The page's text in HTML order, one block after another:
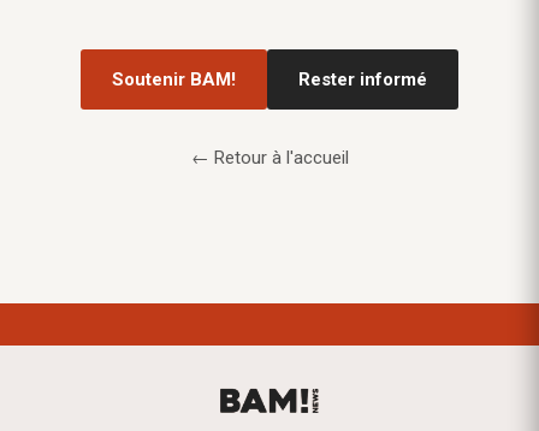
Soutenir BAM! Rester informé
← Retour à l'accueil